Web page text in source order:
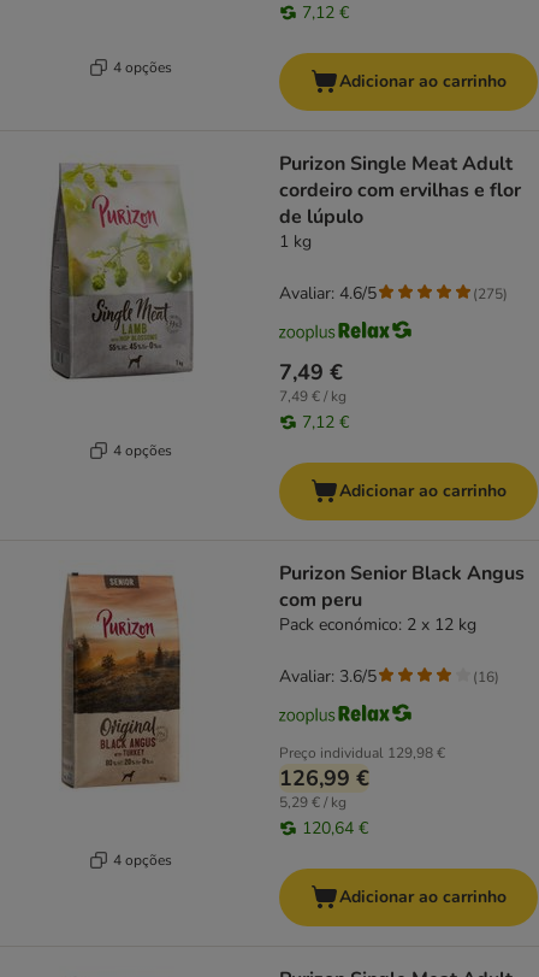
4 opções
7,12 €
Adicionar ao carrinho
4 opções
Purizon Single Meat Adult
cordeiro com ervilhas e flor
de lúpulo
1 kg
7,49 €
7,49 € / kg
7,12 €
Avaliar: 4.6/5 (275)
Adicionar ao carrinho
4 opções
Purizon Senior Black Angus
com peru
Pack económico: 2 x 12 kg
Preço individual 129,98 €
126,99 €
5,29 € / kg
120,64 €
Avaliar: 3.6/5 (16)
Adicionar ao carrinho